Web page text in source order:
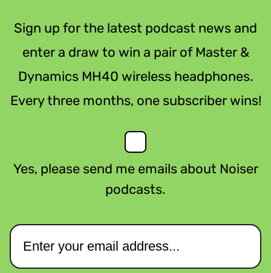
Sign up for the latest podcast news and
enter a draw to win a pair of Master &
Dynamics MH40 wireless headphones.
Every three months, one subscriber wins!
Yes, please send me emails about Noiser
podcasts.